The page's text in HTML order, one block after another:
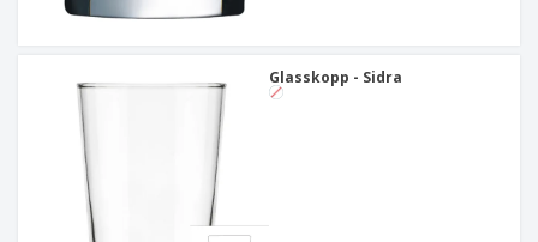
Glasskopp - Sidra